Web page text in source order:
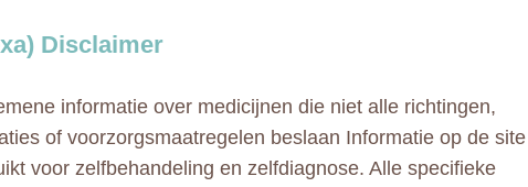
Disclaimer
informatie over medicijnen die niet alle richtingen,
of voorzorgsmaatregelen beslaan Informatie op de site
voor zelfbehandeling en zelfdiagnose. Alle specifieke